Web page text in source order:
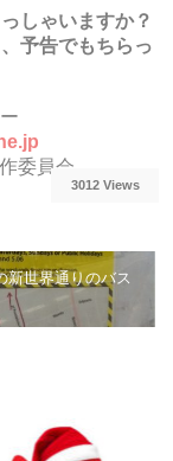
しゃいますか？
予告でもちらっ
委員会
3012 Views
新世界通りのバス